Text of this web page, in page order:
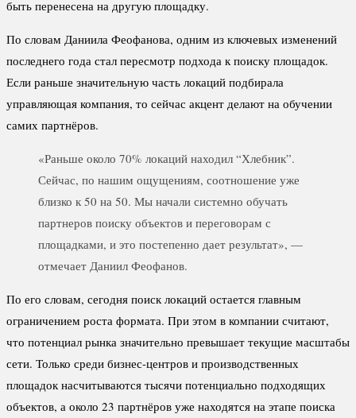
быть перенесена на другую площадку.
По словам Даниила Феофанова, одним из ключевых изменений
последнего года стал пересмотр подхода к поиску площадок.
Если раньше значительную часть локаций подбирала
управляющая компания, то сейчас акцент делают на обучении
самих партнёров.
«Раньше около 70% локаций находил “Хлебник”.
Сейчас, по нашим ощущениям, соотношение уже
близко к 50 на 50. Мы начали системно обучать
партнеров поиску объектов и переговорам с
площадками, и это постепенно дает результат», —
отмечает Даниил Феофанов.
По его словам, сегодня поиск локаций остается главным
ограничением роста формата. При этом в компании считают,
что потенциал рынка значительно превышает текущие масштабы
сети. Только среди бизнес-центров и производственных
площадок насчитываются тысячи потенциально подходящих
объектов, а около 23 партнёров уже находятся на этапе поиска